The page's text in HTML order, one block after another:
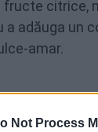
Not Process
citrice,
a adăuga un
amar.